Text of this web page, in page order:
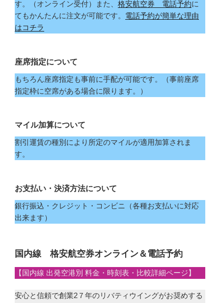
す。（オンライン受付）また、 格安航空券 電話予約に
てもかんたんに注文が可能です。 電話予約が簡単な理由
はコチラ
座席指定について
もちろん座席指定も事前に手配が可能です。（事前座席
指定枠に空席がある場合に限ります。）
マイル加算について
割引運賃の種別により所定のマイルが適用加算されま
す。
お支払い・決済方法について
銀行振込・クレジット・コンビニ（各種お支払いに対応
出来ます）
国内線 格安航空券オンライン＆電話予約
【国内線 出発空港別 料金・時刻表・比較詳細ページ】
安心と信頼で創業2７年のリバティウイングがお奨めする